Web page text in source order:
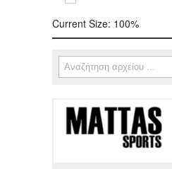
Current Size: 100%
Φόρμα αναζήτησης
Αναζήτηση